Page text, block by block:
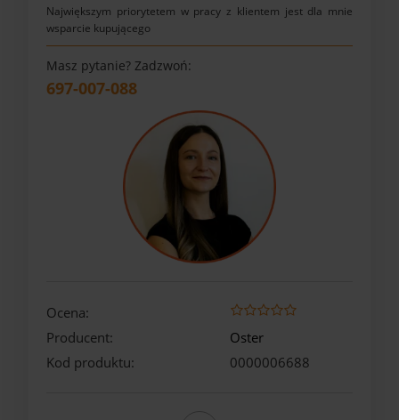
Największym priorytetem w pracy z klientem jest dla mnie
wsparcie kupującego
Masz pytanie? Zadzwoń:
697-007-088
Ocena:
Producent:
Oster
Kod produktu:
0000006688